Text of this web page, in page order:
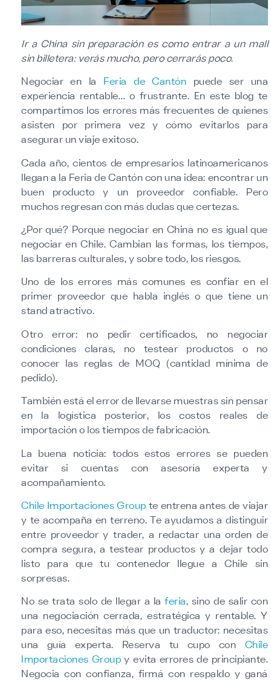
Ir a China sin preparación es como entrar a un mall
sin billetera: verás mucho, pero cerrarás poco.
Negociar en la Feria de Cantón puede ser una
experiencia rentable… o frustrante. En este blog te
compartimos los errores más frecuentes de quienes
asisten por primera vez y cómo evitarlos para
asegurar un viaje exitoso.
Cada año, cientos de empresarios latinoamericanos
llegan a la Feria de Cantón con una idea: encontrar un
buen producto y un proveedor confiable. Pero
muchos regresan con más dudas que certezas.
¿Por qué? Porque negociar en China no es igual que
negociar en Chile. Cambian las formas, los tiempos,
las barreras culturales, y sobre todo, los riesgos.
Uno de los errores más comunes es confiar en el
primer proveedor que habla inglés o que tiene un
stand atractivo.
Otro error: no pedir certificados, no negociar
condiciones claras, no testear productos o no
conocer las reglas de MOQ (cantidad mínima de
pedido).
También está el error de llevarse muestras sin pensar
en la logística posterior, los costos reales de
importación o los tiempos de fabricación.
La buena noticia: todos estos errores se pueden
evitar si cuentas con asesoría experta y
acompañamiento.
Chile Importaciones Group te entrena antes de viajar
y te acompaña en terreno. Te ayudamos a distinguir
entre proveedor y trader, a redactar una orden de
compra segura, a testear productos y a dejar todo
listo para que tu contenedor llegue a Chile sin
sorpresas.
No se trata solo de llegar a la feria, sino de salir con
una negociación cerrada, estratégica y rentable. Y
para eso, necesitas más que un traductor: necesitas
una guía experta. Reserva tu cupo con Chile
Importaciones Group y evita errores de principiante.
Negocia con confianza, firmá con respaldo y ganá